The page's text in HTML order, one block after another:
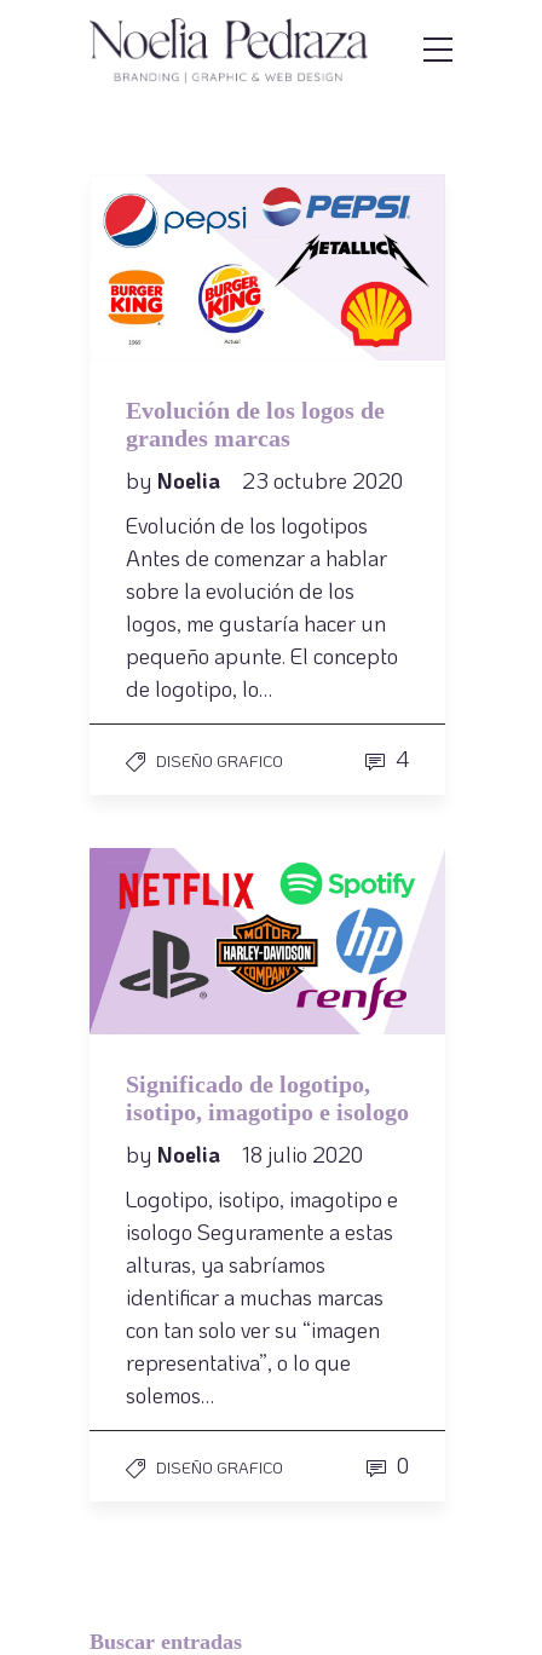
Evolución de los logos de
grandes marcas
by Noelia
23 octubre 2020
Evolución de los logotipos
Antes de comenzar a hablar
sobre la evolución de los
logos, me gustaría hacer un
pequeño apunte. El concepto
de logotipo, lo…
DISEÑO GRAFICO 4
Significado de logotipo,
isotipo, imagotipo e isologo
by Noelia
18 julio 2020
Logotipo, isotipo, imagotipo e
isologo Seguramente a estas
alturas, ya sabríamos
identificar a muchas marcas
con tan solo ver su “imagen
representativa”, o lo que
solemos…
DISEÑO GRAFICO 0
Buscar entradas